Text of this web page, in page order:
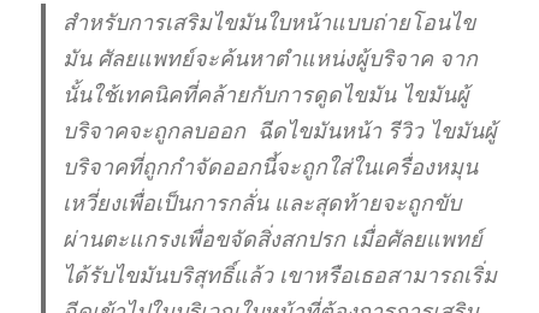
สำหรับการเสริมไขมันใบหน้าแบบถ่ายโอนไข
มัน ศัลยแพทย์จะค้นหาตำแหน่งผู้บริจาค จาก
นั้นใช้เทคนิคที่คล้ายกับการดูดไขมัน ไขมันผู้
บริจาคจะถูกลบออก ฉีดไขมันหน้า รีวิว ไขมันผู้
บริจาคที่ถูกกำจัดออกนี้จะถูกใส่ในเครื่องหมุน
เหวี่ยงเพื่อเป็นการกลั่น และสุดท้ายจะถูกขับ
ผ่านตะแกรงเพื่อขจัดสิ่งสกปรก เมื่อศัลยแพทย์
ได้รับไขมันบริสุทธิ์แล้ว เขาหรือเธอสามารถเริ่ม